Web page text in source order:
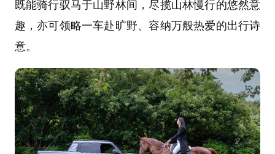
既能骑行驭马于山野林间，尽揽山林慢行的悠然意
趣，亦可领略一车赴旷野、容纳万般热爱的出行诗
意。